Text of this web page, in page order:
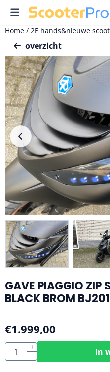
Cookievoorkeuren zijn
Home / 2E hands&nieuwe
overzicht
GAVE PIAGGIO
BLACK BROM
€1.999,00
Aantal
+
-
In